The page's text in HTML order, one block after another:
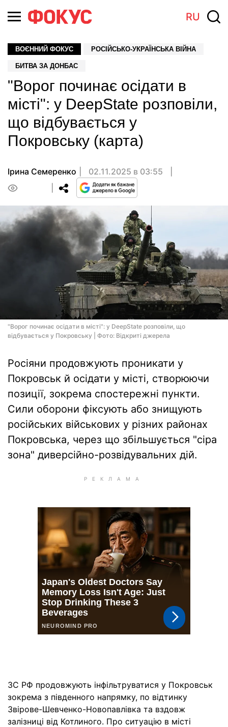
RU
ВОЄННИЙ ФОКУС РОСІЙСЬКО-УКРАЇНСЬКА ВІЙНА
БИТВА ЗА ДОНБАС
"Ворог починає осідати в
місті": у DeepState розповіли,
що відбувається у
Покровську (карта)
Ірина Семеренко
02.11.2025 в 03:55
"Ворог починає осідати в місті": у DeepState розповіли, що
відбувається у Покровську | Фото: Відкриті джерела
Росіяни продовжують проникати у
Покровськ й осідати у місті, створюючи
позиції, зокрема спостережні пункти.
Сили оборони фіксують або знищують
російських військових у різних районах
Покровська, через що збільшується "сіра
зона" диверсійно-розвідувальних дій.
ЗС РФ продовжують інфільтруватися у Покровськ
зокрема з південного напрямку, по відтинку
Звірове-Шевченко-Новопавлівка та вздовж
залізниці від Котлиного. Про ситуацію в місті